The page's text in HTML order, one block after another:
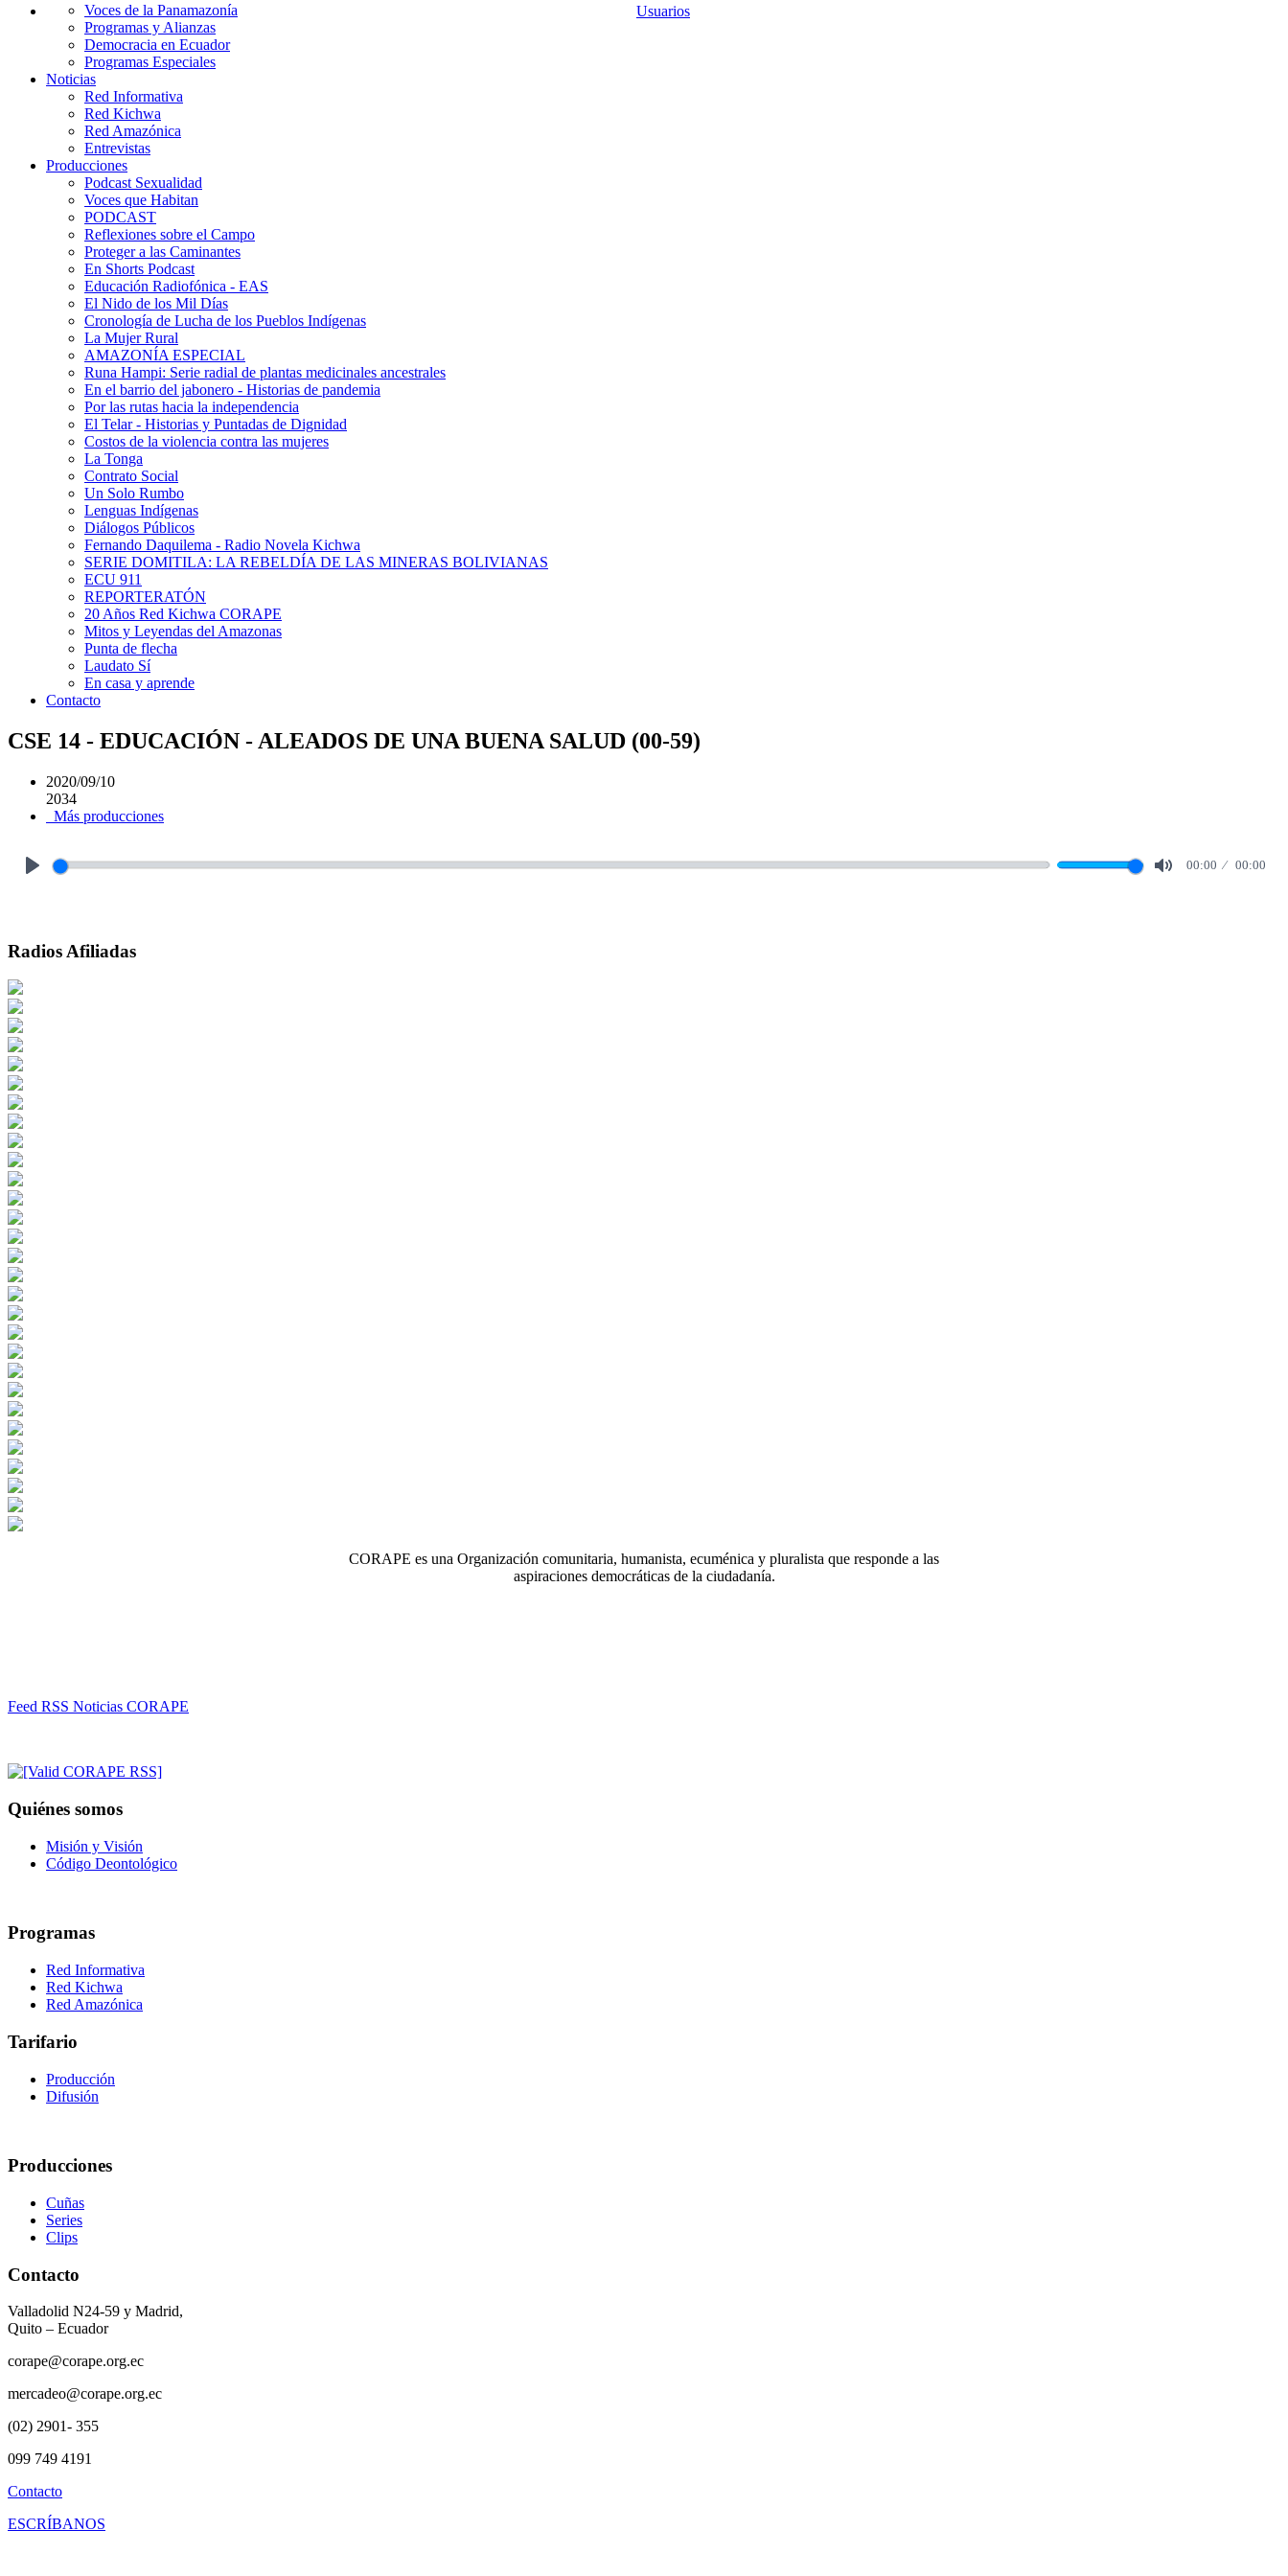
Usuarios
Voces de la Panamazonía
Programas y Alianzas
Democracia en Ecuador
Programas Especiales
Noticias
Red Informativa
Red Kichwa
Red Amazónica
Entrevistas
Producciones
Podcast Sexualidad
Voces que Habitan
PODCAST
Reflexiones sobre el Campo
Proteger a las Caminantes
En Shorts Podcast
Educación Radiofónica - EAS
El Nido de los Mil Días
Cronología de Lucha de los Pueblos Indígenas
La Mujer Rural
AMAZONÍA ESPECIAL
Runa Hampi: Serie radial de plantas medicinales ancestrales
En el barrio del jabonero - Historias de pandemia
Por las rutas hacia la independencia
El Telar - Historias y Puntadas de Dignidad
Costos de la violencia contra las mujeres
La Tonga
Contrato Social
Un Solo Rumbo
Lenguas Indígenas
Diálogos Públicos
Fernando Daquilema - Radio Novela Kichwa
SERIE DOMITILA: LA REBELDÍA DE LAS MINERAS BOLIVIANAS
ECU 911
REPORTERATÓN
20 Años Red Kichwa CORAPE
Mitos y Leyendas del Amazonas
Punta de flecha
Laudato Sí
En casa y aprende
Contacto
CSE 14 - EDUCACIÓN - ALEADOS DE UNA BUENA SALUD (00-59)
2020/09/10
2034
Más producciones
00:00 00:00
Radios Afiliadas
CORAPE es una Organización comunitaria, humanista, ecuménica y pluralista que responde a las
aspiraciones democráticas de la ciudadanía.
Feed RSS Noticias CORAPE
Quiénes somos
Misión y Visión
Código Deontológico
Programas
Red Informativa
Red Kichwa
Red Amazónica
Tarifario
Producción
Difusión
Producciones
Cuñas
Series
Clips
Contacto
Valladolid N24-59 y Madrid,
Quito – Ecuador
corape@corape.org.ec
mercadeo@corape.org.ec
(02) 2901- 355
099 749 4191
Contacto
ESCRÍBANOS